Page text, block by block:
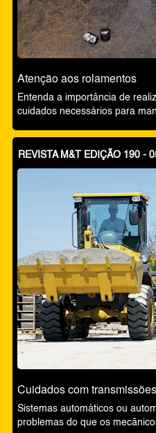
Atenção aos rolamentos
Entenda a importância de
cuidados necessários para
REVISTA M&T EDIÇÃO 190 -
Cuidados com
Sistemas automáticos ou
problemas do que os